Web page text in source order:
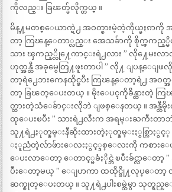
ကိုလည္း ခြၽတ္ခ်လိုက္တယ္ ။
မိန္႔မတစ္ေယာက္ရဲ႕ အဝတ္စားမဲ့တဲ့ကိုယ္ခႏၵာကို
တာ့ ကြၽန္ေတာ္လည္း အေသခ်ာကို စိုက္ၾကည့္မိ
သား ၾကည့္လို႔ေကာင္းရဲ႕လား ” လို႔ေမးလ
ဟုတ္အန္တီ အခုမွေတြ႔ဖူးတာပါ ” လို႔ ျပန္ေျ
တာ့ရဲ႕ေဘးကေနထိုင္ၿပီး ကြၽန္ေတာ့ရဲ႕ အဝတ္
တာ့ ခြၽတ္ေပးတယ္ ။ မိုးေပၚကိုခ်ိန္ထားတဲ့ က
တ္ထားတဲ့သံေခ်ာင္းလိုဘဲ ျဖစ္ေနတယ္ ။ အန္တီမို
ထုေပးၿပီး ” သားရဲ႕လီးက အရမ္းႀကီးတာဘဲ
သူ႔ရဲ႕ႏုတ္ခမ္းနီဆိုးထားတဲ့ႏုတ္ခမ္းႏွစ္လြာႏွ
ႏူညံတဲ့လ်ာဖ်ားေလးႏွင့္ဒစ္ေလးကို ကစားေပး
ေပးလာေတာ့ ေတာင့္မခံႏိုင္ဘဲ ၿပီးခ်င္လာေတာ့
ပီးေတာ့မယ္ ” ေျပာကာ ထထိုင္ဖို႔လုပ္ေတာ့
ဆက္စုတ္ေပးတယ္ ။ သူ႔ရဲ႕ပါးစမ္ထဲမွာ သုတ္ရည္